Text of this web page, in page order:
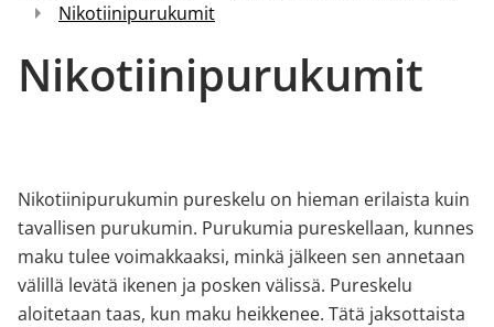
Nikotiinipurukumit
Nikotiinipurukumit
Nikotiinipurukumin pureskelu on hieman erilaista kuin
tavallisen purukumin. Purukumia pureskellaan, kunnes
maku tulee voimakkaaksi, minkä jälkeen sen annetaan
välillä levätä ikenen ja posken välissä. Pureskelu
aloitetaan taas, kun maku heikkenee. Tätä jaksottaista